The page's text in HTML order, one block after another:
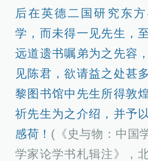
后在英德二国研究东
学，而未得一见先生，
远道遗书嘱弟为之先容
见陈君，欲请益之处甚
黎图书馆中先生所得敦
祈先生为之介绍，并予
感荷！ (《史与物：中国
学家论学书札辑注》，